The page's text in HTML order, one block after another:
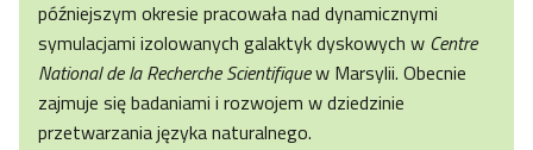
późniejszym okresie pracowała nad dynamicznymi
symulacjami izolowanych galaktyk dyskowych w Centre
National de la Recherche Scientifiquew Marsylii. Obecnie
zajmuje się badaniami i rozwojem w dziedzinie
przetwarzania języka naturalnego.